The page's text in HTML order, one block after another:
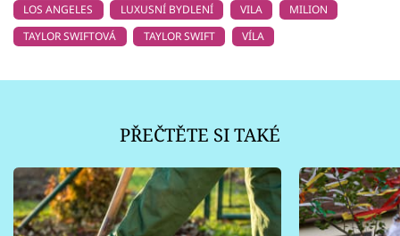
LOS ANGELES
LUXUSNÍ BYDLENÍ VILA
MILION
TAYLOR SWIFTOVÁ
TAYLOR SWIFT VÍLA
PŘEČTĚTE SI TAKÉ